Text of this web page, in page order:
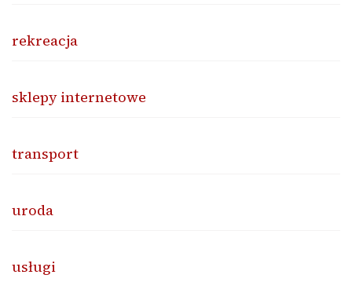
rekreacja
sklepy internetowe
transport
uroda
usługi